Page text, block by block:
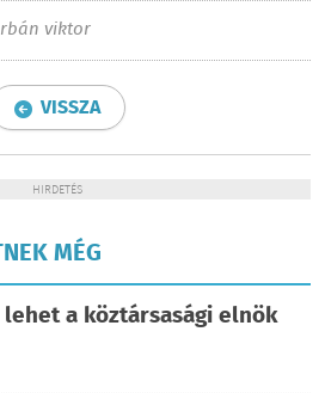
viktor
VISSZA
HIRDETÉS
MÉG
a köztársasági elnök